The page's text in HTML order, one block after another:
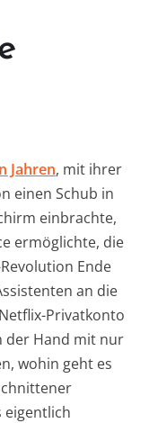
Jahren, mit ihrer
einen Schub in
einbrachte,
ermöglichte, die
Ende
an die
Privatkonto
der Hand mit nur
wohin geht es
eigentlich